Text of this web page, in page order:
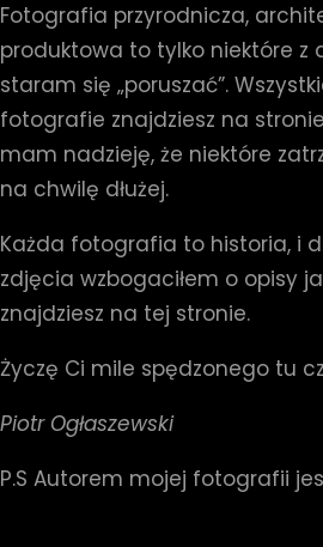
Fotografia przyrodnicza,
produktowa to tylko niektóre z
staram się „poruszać”.
fotografie znajdziesz na
mam nadzieję, że niektóre
na chwilę dłużej.
Każda fotografia to historia, i
zdjęcia wzbogaciłem o opisy
znajdziesz na tej stronie.
Życzę Ci mile spędzonego tu
Piotr Ogłaszewski
P.S Autorem mojej fotografii